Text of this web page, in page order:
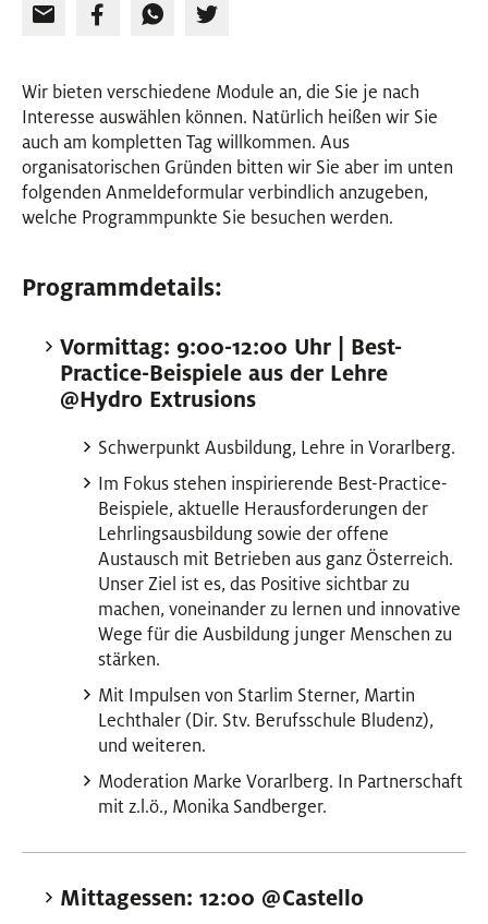
Wir bieten verschiedene Module an, die Sie je nach
Interesse auswählen können. Natürlich heißen wir Sie
auch am kompletten Tag willkommen. Aus
organisatorischen Gründen bitten wir Sie aber im unten
folgenden Anmeldeformular verbindlich anzugeben,
welche Programmpunkte Sie besuchen werden.
Programmdetails:
Vormittag: 9:00-12:00 Uhr | Best-
Practice-Beispiele aus der Lehre
@Hydro Extrusions
Schwerpunkt Ausbildung, Lehre in Vorarlberg.
Im Fokus stehen inspirierende Best-Practice-
Beispiele, aktuelle Herausforderungen der
Lehrlingsausbildung sowie der offene
Austausch mit Betrieben aus ganz Österreich.
Unser Ziel ist es, das Positive sichtbar zu
machen, voneinander zu lernen und innovative
Wege für die Ausbildung junger Menschen zu
stärken.
Mit Impulsen von Starlim Sterner, Martin
Lechthaler (Dir. Stv. Berufsschule Bludenz),
und weiteren.
Moderation Marke Vorarlberg. In Partnerschaft
mit z.l.ö., Monika Sandberger.
Mittagessen: 12:00 @Castello